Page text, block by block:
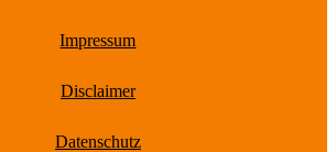
Impressum
Disclaimer
Datenschutz